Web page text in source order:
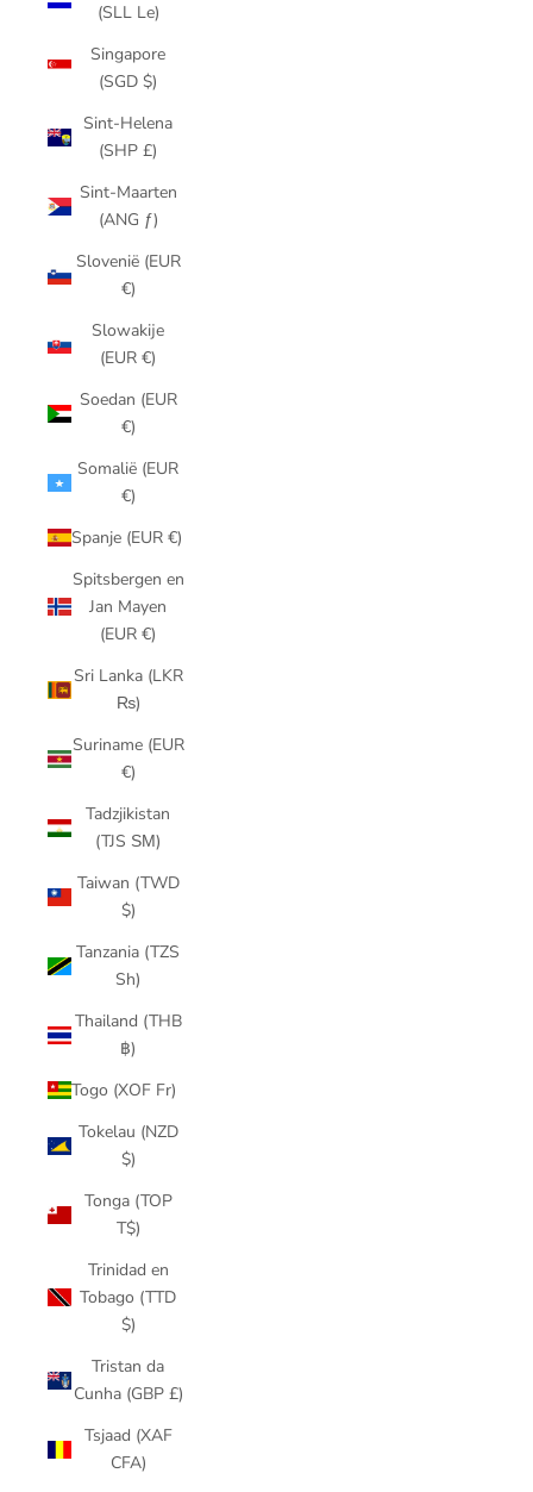
(SLL Le)
Singapore
(SGD $)
Sint-Helena
(SHP £)
Sint-Maarten
(ANG ƒ)
Slovenië (EUR
€)
Slowakije
(EUR €)
Soedan (EUR
€)
Somalië (EUR
€)
Spanje (EUR €)
Spitsbergen en
Jan Mayen
(EUR €)
Sri Lanka (LKR
₨)
Suriname (EUR
€)
Tadzjikistan
(TJS ЅМ)
Taiwan (TWD
$)
Tanzania (TZS
Sh)
Thailand (THB
฿)
Togo (XOF Fr)
Tokelau (NZD
$)
Tonga (TOP
T$)
Trinidad en
Tobago (TTD
$)
Tristan da
Cunha (GBP £)
Tsjaad (XAF
CFA)